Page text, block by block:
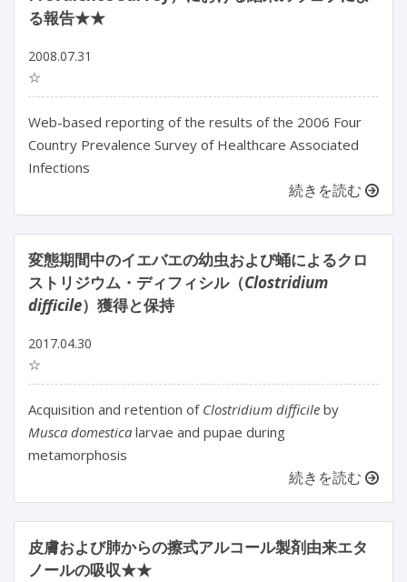
る報告★★
2008.07.31
☆
Web-based reporting of the results of the 2006 Four
Country Prevalence Survey of Healthcare Associated
Infections
続きを読む
変態期間中のイエバエの幼虫および蛹によるクロ
ストリジウム・ディフィシル（Clostridium
difficile）獲得と保持
2017.04.30
☆
Acquisition and retention of Clostridium difficile by
Musca domestica larvae and pupae during
metamorphosis
続きを読む
皮膚および肺からの擦式アルコール製剤由来エタ
ノールの吸収★★